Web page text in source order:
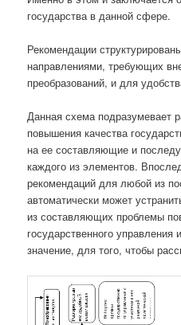
государства в данной сфере.
Рекомендации
направлениями, требующих
преобразований, и для
Данная схема подразумевает
повышения качества
на ее составляющие и
каждого из элементов.
рекомендаций для любой из
автоматически может
из составляющих проблемы
государственного управления
значение, для того, чтобы